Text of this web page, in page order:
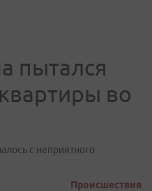
пытался
во
с неприятного
Происшествия